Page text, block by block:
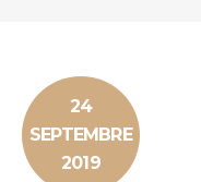
24
SEPTEMBRE
2019